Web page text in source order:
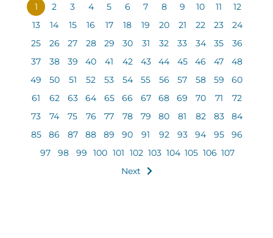
1 2 3 4 5 6 7 8 9 10 11
12
13
14 15 16 17 18 19 20 21 22 23
24
25
26 27 28 29 30 31 32 33 34 35
36
37
38 39 40 41 42 43 44 45 46 47
48
49
50 51 52 53 54 55 56 57 58 59
60
61
62 63 64 65 66 67 68 69 70 71
72
73
74 75 76 77 78 79 80 81 82 83
84
85
86 87 88 89 90 91 92 93 94 95
96
97
98 99 100 101 102 103 104 105 106 107
Next